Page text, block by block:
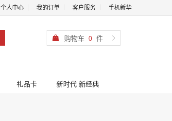
个人中心 我的订单 客户服务 手机新华
购物车 0 件
礼品卡 新时代 新经典